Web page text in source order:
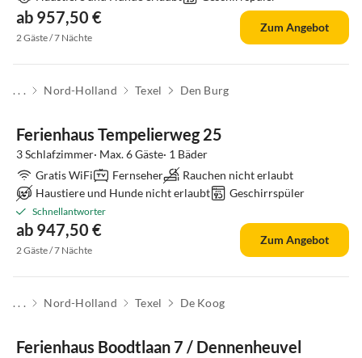
ab 957,50 €
2 Gäste / 7 Nächte
Zum Angebot
. . . Nord-Holland Texel Den Burg
Ferienhaus Tempelierweg 25
3 Schlafzimmer· Max. 6 Gäste· 1 Bäder
Gratis WiFi
Fernseher
Rauchen nicht erlaubt
Haustiere und Hunde nicht erlaubt
Geschirrspüler
Schnellantworter
ab 947,50 €
2 Gäste / 7 Nächte
Zum Angebot
. . . Nord-Holland Texel De Koog
Ferienhaus Boodtlaan 7 / Dennenheuvel